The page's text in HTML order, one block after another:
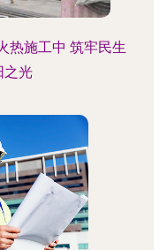
热施工中 筑牢民生
之光